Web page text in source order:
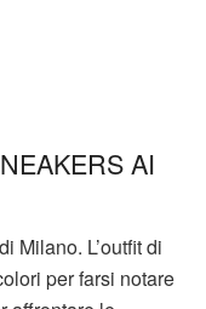
AI
Milano. L’outfit di
per farsi notare